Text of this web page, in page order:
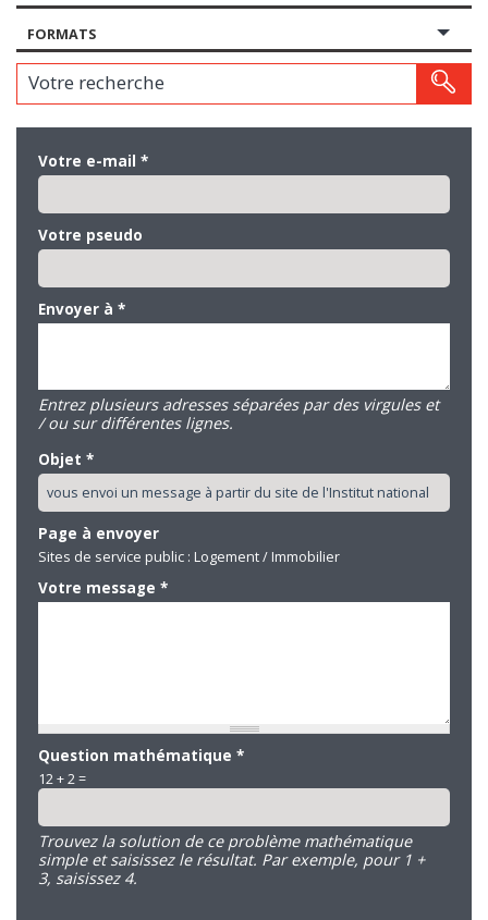
FORMATS
Votre recherche
Votre e-mail *
Votre pseudo
Envoyer à *
Entrez plusieurs adresses séparées par des virgules et
/ ou sur différentes lignes.
Objet *
Page à envoyer
Sites de service public : Logement / Immobilier
Votre message *
Question mathématique *
12 + 2 =
Trouvez la solution de ce problème mathématique
simple et saisissez le résultat. Par exemple, pour 1 +
3, saisissez 4.